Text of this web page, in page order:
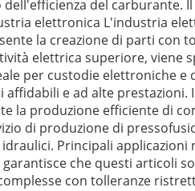
del carburante.
elettronica L'industria
la creazione di parti con
elettrica superiore, viene
per custodie elettroniche
e ad alte
la produzione efficiente di
di produzione di
Principali applicazioni
che questi articoli
con tolleranze